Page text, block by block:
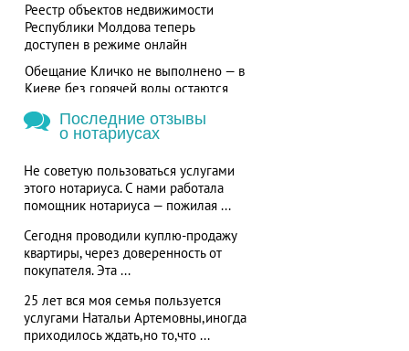
Реестр объектов недвижимости
Республики Молдова теперь
доступен в режиме онлайн
Обещание Кличко не выполнено — в
Киеве без горячей воды остаются
Последние отзывы
о нотариусах
Не советую пользоваться услугами
этого нотариуса. С нами работала
помощник нотариуса — пожилая ...
Сегодня проводили куплю-продажу
квартиры, через доверенность от
покупателя. Эта ...
25 лет вся моя семья пользуется
услугами Натальи Артемовны,иногда
приходилось ждать,но то,что ...